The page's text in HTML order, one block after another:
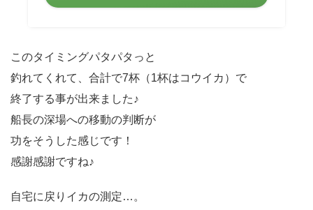
このタイミングパタパタっと
釣れてくれて、合計で7杯（1杯はコウイカ）で
終了する事が出来ました♪
船長の深場への移動の判断が
功をそうした感じです！
感謝感謝ですね♪
自宅に戻りイカの測定…。